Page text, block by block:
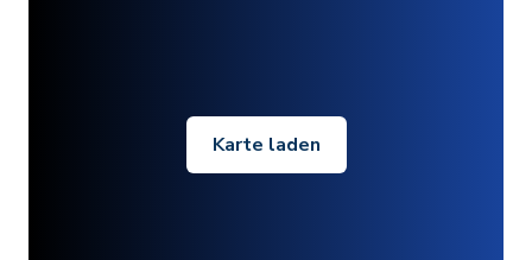
Karte laden